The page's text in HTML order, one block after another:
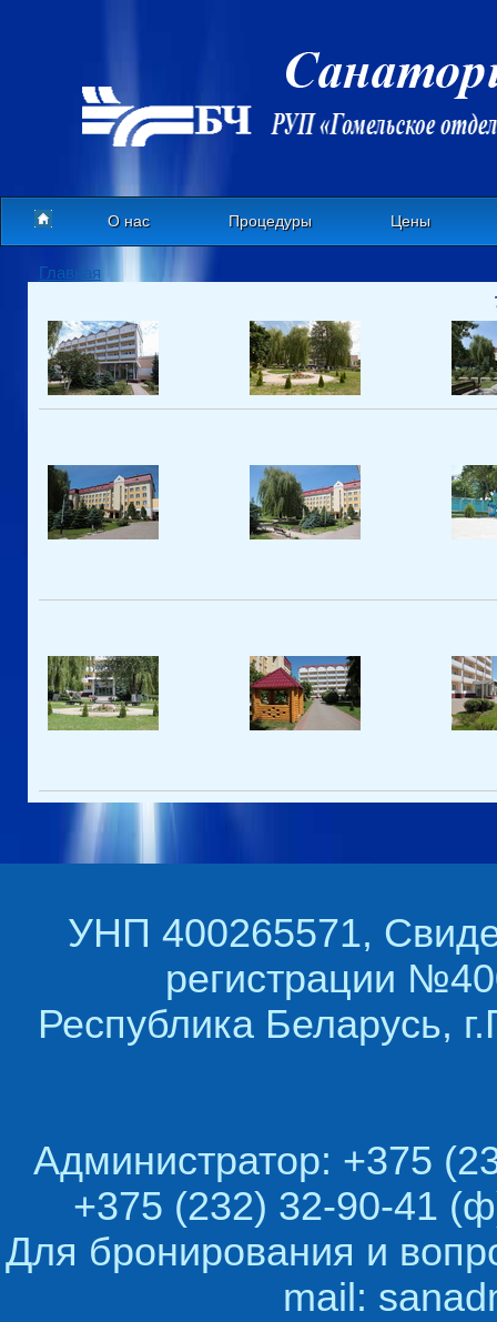
О нас Процедуры Цены
Главная
УНП 400265571,
регистрации
Республика Беларусь,
Администратор: +375
+375 (232) 32-90-41
Для бронирования и
mail: